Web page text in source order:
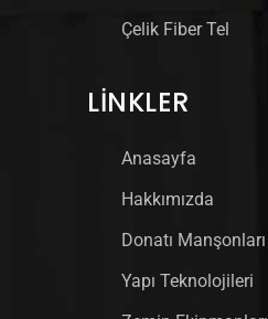
Çelik Fiber Tel
LINKLER
Anasayfa
Hakkımızda
Donatı Manşonları
Yapı Teknolojileri